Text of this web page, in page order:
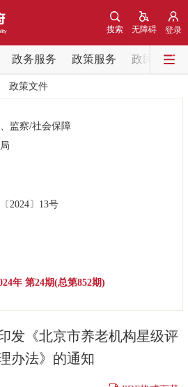
登录
无障碍
搜索
政务服务 政策服务 政民互动
国务院信息
会议信息
政策解读
专题公开
政策文件
监察/社会保障
〔2024〕 13号
年 第24期(总第852期)
发《北京市养老机构星级评
办法》的通知